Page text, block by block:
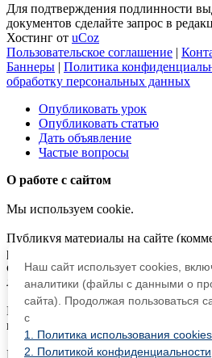
Для подтверждения подлинности
документов сделайте запрос в
Хостинг от uCoz
Пользовательское соглашение |
Баннеры | Политика
обработку персональных данных
Опубликовать урок
Опубликовать статью
Дать объявление
Частые вопросы
О работе с сайтом
Мы используем cookie.
Публикуя материалы на сайте
разработки и др.), пользователи
ответственность за содержание
любых спорных вопросов с третьми
При этом редакция сайта готова
поддержку как в публикации, так и
Если вы обнаружили, что на нашем
Наш сайт использует cookies,
аналитики (файлы с данными о
сайта). Продолжая пользоваться
с
1. Политика использования cookies
2. Политикой конфиденциальности